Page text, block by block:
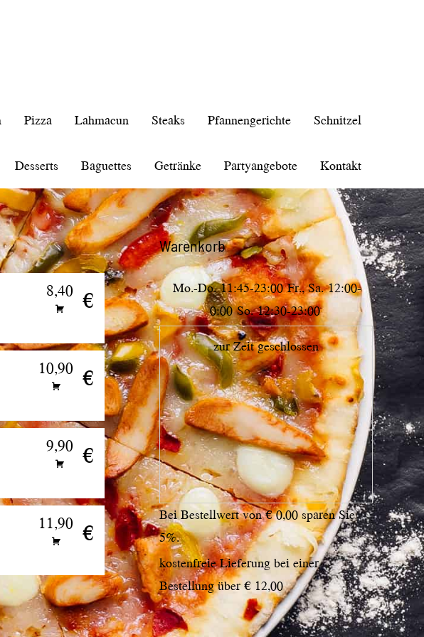
Pizza Lahmacun Steaks Pfannengerichte Schnitzel
Desserts Baguettes Getränke Partyangebote Kontakt
8,40 €
10,90 €
9,90 €
11,90 €
Warenkorb
Mo.-Do. 11:45-23:00 Fr., Sa. 12:00-
0:00 So. 12:30-23:00
zur Zeit geschlossen
Bei Bestellwert von € 0,00 sparen Sie
5%.
kostenfreie Lieferung bei einer
Bestellung über€ 12,00